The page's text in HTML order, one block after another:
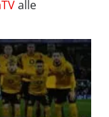
alle